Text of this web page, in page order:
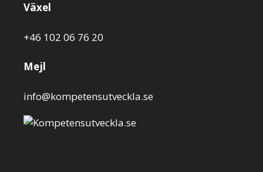
Växel
+46 102 06 76 20
Mejl
info@kompetensutveckla.se